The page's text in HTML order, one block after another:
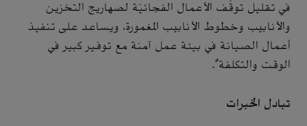
في تقليل توقّف الأعمال الفجائيّة لصهاريج التخزين
والأنابيب وخطوط الأنابيب المغمورة، ويساعد على تنفيذ
أعمال الصيانة في بيئة عمل آمنة مع توفير كبير في
الوقت والتكلفة".
تبادل الخبرات